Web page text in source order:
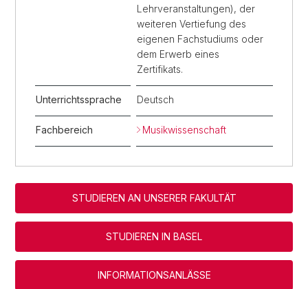
Lehrveranstaltungen), der
weiteren Vertiefung des
eigenen Fachstudiums oder
dem Erwerb eines
Zertifikats.
Unterrichtssprache Deutsch
Fachbereich Musikwissenschaft
STUDIEREN AN UNSERER FAKULTÄT
STUDIEREN IN BASEL
INFORMATIONSANLÄSSE